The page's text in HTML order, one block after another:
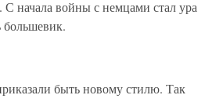
С начала войны с немцами стал ура
большевик.
быть новому стилю. Так